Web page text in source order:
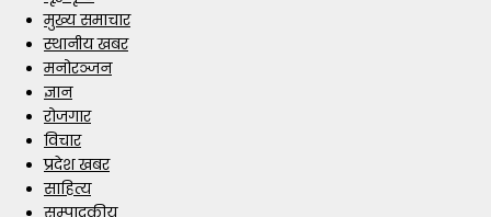
मुख्य समाचार
स्थानीय खबर
मनोरञ्जन
ज्ञान
रोजगार
विचार
प्रदेश खबर
साहित्य
सम्पादकीय